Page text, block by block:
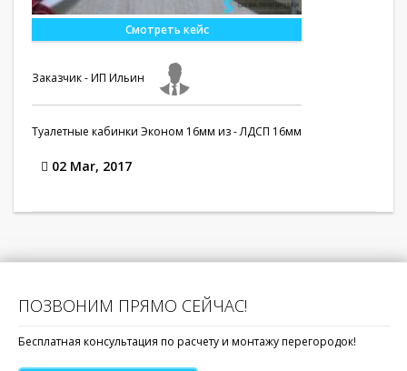
Смотреть кейс
Заказчик - ИП Ильин
Туалетные кабинки Эконом 16мм из - ЛДСП 16мм
02 Mar, 2017
ПОЗВОНИМ ПРЯМО СЕЙЧАС!
Бесплатная консультация по расчету и монтажу перегородок!